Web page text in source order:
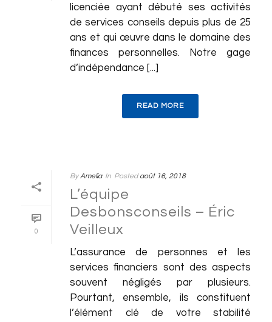
licenciée ayant débuté ses activités
de services conseils depuis plus de 25
ans et qui œuvre dans le domaine des
finances personnelles. Notre gage
d’indépendance [...]
READ MORE
0
By Amelia In Posted août 16, 2018
L’équipe
Desbonsconseils – Éric
Veilleux
L’assurance de personnes et les
services financiers sont des aspects
souvent négligés par plusieurs.
Pourtant, ensemble, ils constituent
l’élément clé de votre stabilité